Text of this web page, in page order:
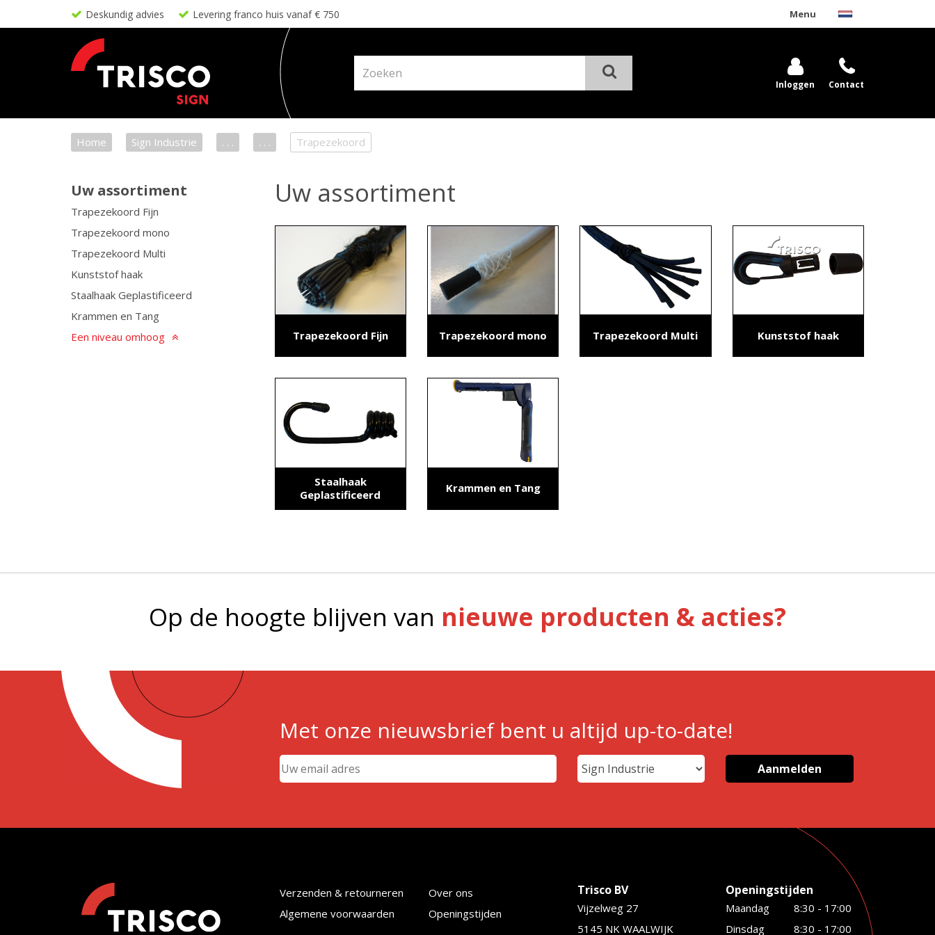
Deskundig advies Levering franco huis vanaf € 750 Menu
Inloggen Contact
Home Sign Industrie . . . . . . Trapezekoord
Uw assortiment
Trapezekoord Fijn
Trapezekoord mono
Trapezekoord Multi
Kunststof haak
Staalhaak Geplastificeerd
Krammen en Tang
Een niveau omhoog
Uw assortiment
Trapezekoord Fijn Trapezekoord mono Trapezekoord Multi Kunststof haak
Staalhaak
Geplastificeerd
Krammen en Tang
Op de hoogte blijven van nieuwe producten & acties?
Met onze nieuwsbrief bent u altijd up-to-date!
Verzenden & retourneren
Algemene voorwaarden
Over ons
Openingstijden
Trisco BV
Vijzelweg 27
5145 NK WAALWIJK
Openingstijden
Maandag
8:30 - 17:00
Dinsdag
8:30 - 17:00